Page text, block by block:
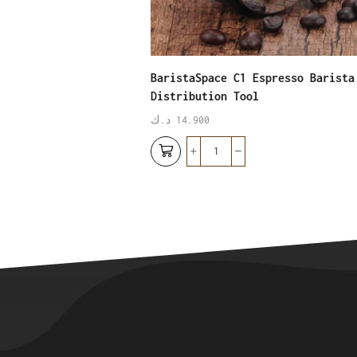
BaristaSpace C1 Espresso Barista
Distribution Tool
14.900 د.ك